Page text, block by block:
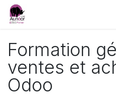
Formation
ventes et
Odoo